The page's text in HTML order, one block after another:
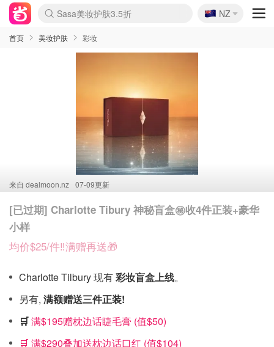
lululemon折扣上新
Sasa美妆护肤3.5折
SSENSE年中2.5折
FreshBeauty好价汇总
Cettire降价+叠9折
WWS Coles超市实拍
viagogo二手票捡漏
Myer超级周末
The Outnet奢牌1折起
David Jones 3折起
Flannels大牌1折
Perfumes Club护肤1折
AMIRO面罩$251
Amazon折扣汇总
eToro入金$200送$50
Amazon数码好物
ICONIC本周7.5折
ThedoubleF高奢地板价
Moose Knuckles 6折
丝芙兰5折起
EUFY摄像头$98
Selenichast首饰2折
Trip机票酒店促销
YSL送5件彩妆礼
Amazon家居好物
Amazon美妆护肤
雅漾大喷$8
过敏原检测盒$33
伊索独家赠50ml沐浴露
科颜氏高保湿面霜$29
SEALIFE海洋馆门票6折
丝塔芙大白罐$16
订阅Newsletter送香薰
Cult Beauty 6.8折
Harrods圣诞日历$525
LN-CC奢牌私促3折
d'Alba空姐喷雾$16
EVE LOM套装£56
Bernardelli独家4折
Adore Beauty 6折起
CT圣诞日历
Mytheresa奢品2.7折
Luxury Escapes 9折
Currentbody美容仪$881
MOON Garden Live
Roborock扫地机$649
Tingo Life水杯$24
Valentino官网5折
CR洗护套装$23
修丽可4件套$159
Myer彩妆2件7折
GANNI官网4.5折
Stylevana韩妆4折
Tessabit高奢8.5折
OGX洗发水$11
Amazon阿德莱德次日达
卡诗8.5折+赠礼
Philips Hue灯具8折
🇳🇿
NZ
首页 美妆护肤 彩妆
来自 dealmoon.nz 07-09更新
[已过期] Charlotte Tibury 神秘盲盒㊙️收4件正装+豪华
小样
均价$25/件‼️满赠再送🎁
Charlotte Tilbury 现有彩妆盲盒上线。
另有, 满额赠送三件正装!
🛒满$195赠枕边话睫毛膏 (值$50)
🛒 满$290叠加送枕边话口红 (值$104)